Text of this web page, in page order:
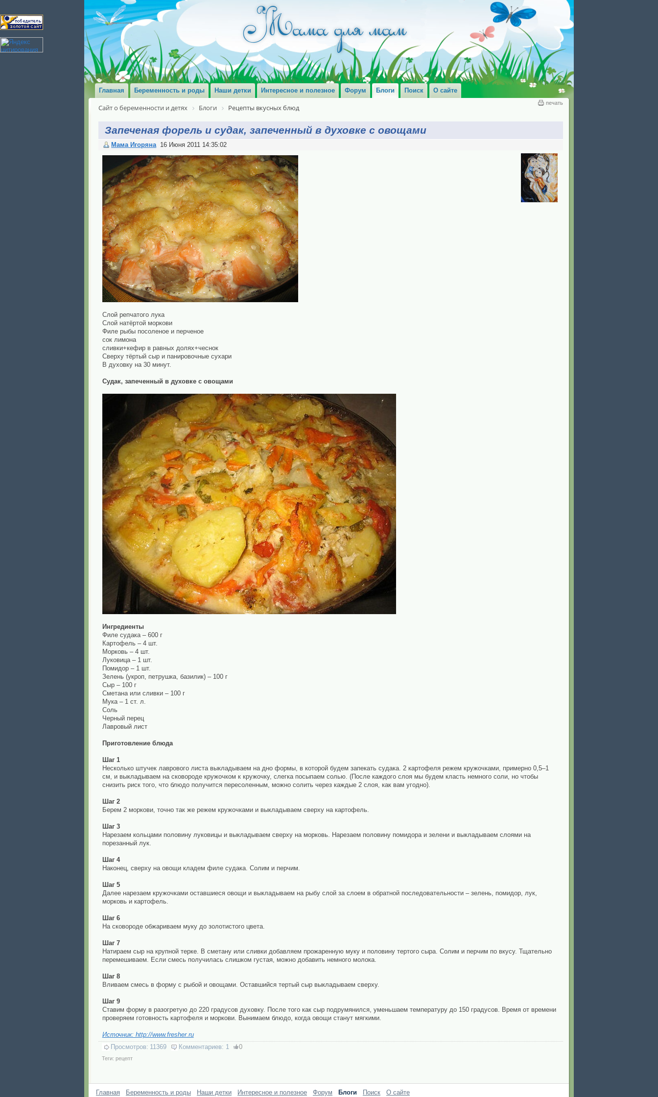
Главная Беременность и роды Наши детки Интересное и полезное Форум Блоги Поиск О сайте
печать
Сайт о беременности и детях Блоги Рецепты вкусных блюд
Запеченая форель и судак, запеченный в духовке с овощами
Мама Игоряна 16 Июня 2011 14:35:02
Слой репчатого лука
Слой натёртой моркови
Филе рыбы посоленое и перченое
сок лимона
сливки+кефир в равных долях+чеснок
Сверху тёртый сыр и панировочные сухари
В духовку на 30 минут.
Судак, запеченный в духовке с овощами
Ингредиенты
Филе судака – 600 г
Картофель – 4 шт.
Морковь – 4 шт.
Луковица – 1 шт.
Помидор – 1 шт.
Зелень (укроп, петрушка, базилик) – 100 г
Сыр – 100 г
Сметана или сливки – 100 г
Мука – 1 ст. л.
Соль
Черный перец
Лавровый лист
Приготовление блюда
Шаг 1
Несколько штучек лаврового листа выкладываем на дно формы, в которой будем запекать судака. 2 картофеля режем кружочками, примерно 0,5–1
см, и выкладываем на сковороде кружочком к кружочку, слегка посыпаем солью. (После каждого слоя мы будем класть немного соли, но чтобы
снизить риск того, что блюдо получится пересоленным, можно солить через каждые 2 слоя, как вам угодно).
Шаг 2
Берем 2 моркови, точно так же режем кружочками и выкладываем сверху на картофель.
Шаг 3
Нарезаем кольцами половину луковицы и выкладываем сверху на морковь. Нарезаем половину помидора и зелени и выкладываем слоями на
порезанный лук.
Шаг 4
Наконец, сверху на овощи кладем филе судака. Солим и перчим.
Шаг 5
Далее нарезаем кружочками оставшиеся овощи и выкладываем на рыбу слой за слоем в обратной последовательности – зелень, помидор, лук,
морковь и картофель.
Шаг 6
На сковороде обжариваем муку до золотистого цвета.
Шаг 7
Натираем сыр на крупной терке. В сметану или сливки добавляем прожаренную муку и половину тертого сыра. Солим и перчим по вкусу. Тщательно
перемешиваем. Если смесь получилась слишком густая, можно добавить немного молока.
Шаг 8
Вливаем смесь в форму с рыбой и овощами. Оставшийся тертый сыр выкладываем сверху.
Шаг 9
Ставим форму в разогретую до 220 градусов духовку. После того как сыр подрумянился, уменьшаем температуру до 150 градусов. Время от времени
проверяем готовность картофеля и моркови. Вынимаем блюдо, когда овощи станут мягкими.
Источник: http://www.fresher.ru
Просмотров: 11369 Комментариев: 1 0
Теги: рецепт
Главная Беременность и роды Наши детки Интересное и полезное Форум Блоги Поиск О сайте